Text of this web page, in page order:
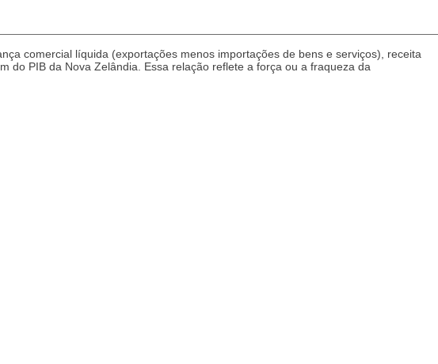
comercial líquida (exportações menos importações de bens e serviços), receita
do PIB da Nova Zelândia. Essa relação reflete a força ou a fraqueza da